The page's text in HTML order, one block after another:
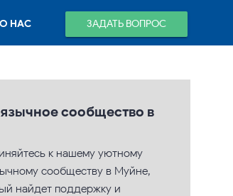
О НАС ЗАДАТЬ ВОПРОС
сообщество в
к нашему уютному
сообществу в Муйне,
найдет поддержку и